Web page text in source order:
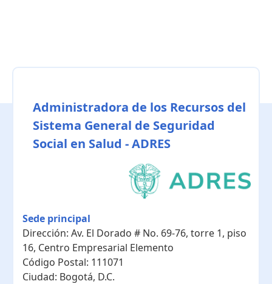
Administradora de los Recursos del
Sistema General de Seguridad
Social en Salud - ADRES
Sede principal
Dirección: Av. El Dorado # No. 69-76, torre 1, piso
16, Centro Empresarial Elemento
Código Postal: 111071
Ciudad: Bogotá, D.C.